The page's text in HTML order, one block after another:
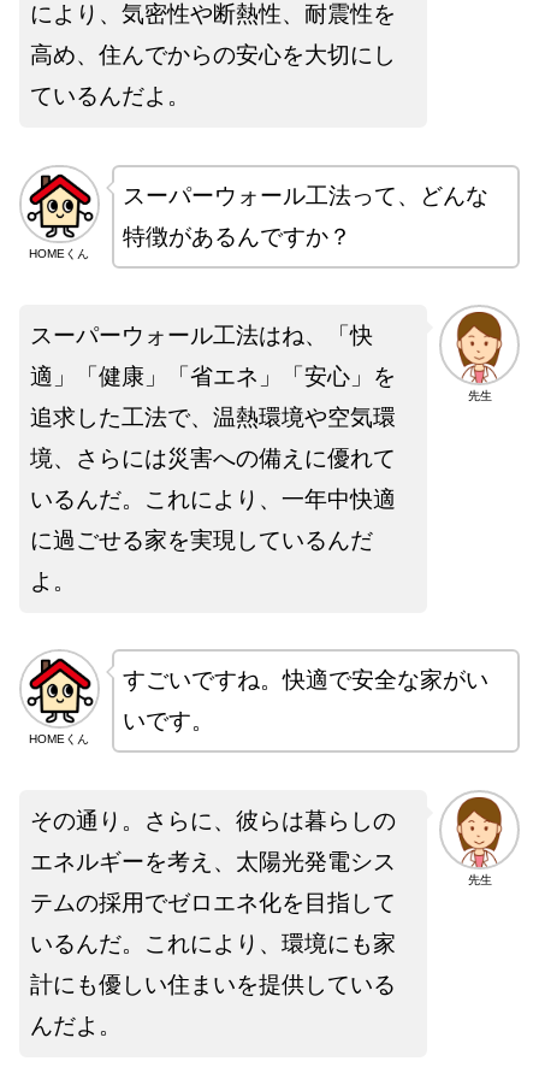
により、気密性や断熱性、耐震性を
高め、住んでからの安心を大切にし
ているんだよ。
HOMEくん
スーパーウォール工法って、どんな
特徴があるんですか？
先生
スーパーウォール工法はね、「快
適」「健康」「省エネ」「安心」を
追求した工法で、温熱環境や空気環
境、さらには災害への備えに優れて
いるんだ。これにより、一年中快適
に過ごせる家を実現しているんだ
よ。
HOMEくん
すごいですね。快適で安全な家がい
いです。
先生
その通り。さらに、彼らは暮らしの
エネルギーを考え、太陽光発電シス
テムの採用でゼロエネ化を目指して
いるんだ。これにより、環境にも家
計にも優しい住まいを提供している
んだよ。